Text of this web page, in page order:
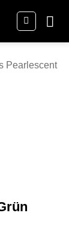
Pearlescent